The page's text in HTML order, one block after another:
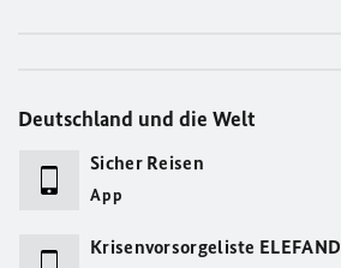
Deutschland und die Welt
Sicher Reisen
App
Krisenvorsorgeliste ELEFAND